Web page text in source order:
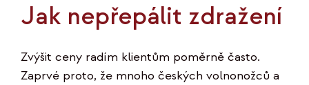
Jak nepřepálit zdražení
Zvýšit ceny radím klientům poměrně často.
Zaprvé proto, že mnoho českých volnonožců a